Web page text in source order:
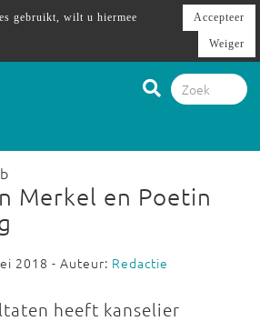
Merkel en Poetin
2018 - Auteur: Redactie
heeft kanselier
gebruikt, wilt u hiermee
Accepteer
Weiger